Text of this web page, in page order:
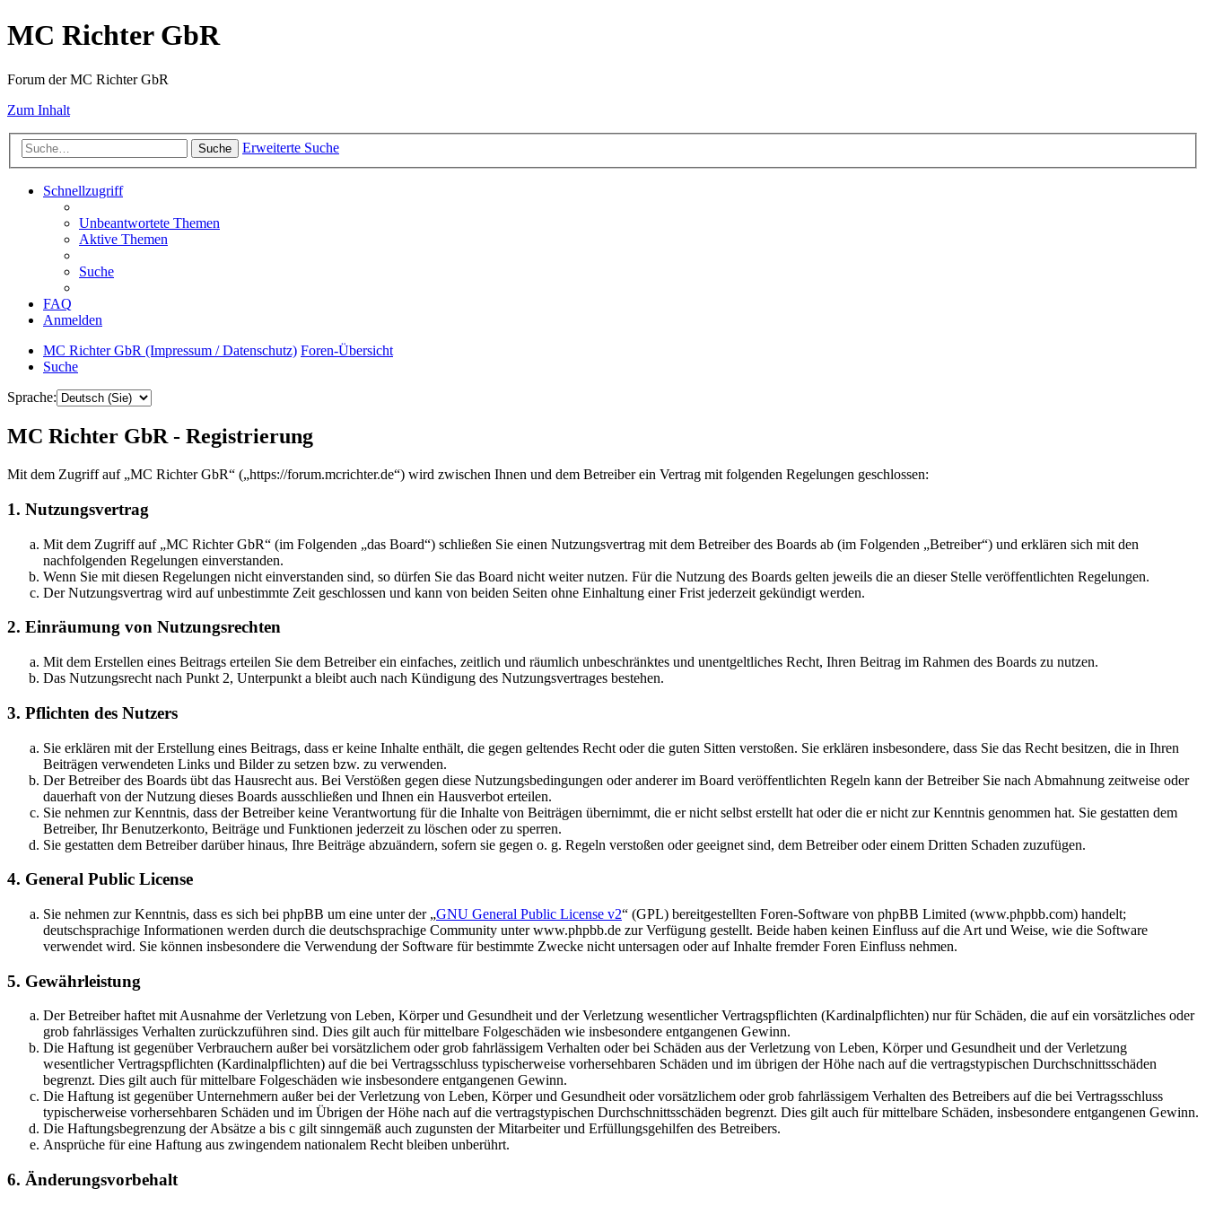
MC Richter GbR
Forum der MC Richter GbR
Zum Inhalt
Suche Erweiterte Suche
Schnellzugriff
Unbeantwortete Themen
Aktive Themen
Suche
FAQ
Anmelden
MC Richter GbR (Impressum / Datenschutz) Foren-Übersicht
Suche
Sprache:
MC Richter GbR - Registrierung
Mit dem Zugriff auf „MC Richter GbR“ („https://forum.mcrichter.de“) wird zwischen Ihnen und dem Betreiber ein Vertrag mit folgenden Regelungen geschlossen:
1. Nutzungsvertrag
Mit dem Zugriff auf „MC Richter GbR“ (im Folgenden „das Board“) schließen Sie einen Nutzungsvertrag mit dem Betreiber des Boards ab (im Folgenden „Betreiber“) und erklären sich mit den
nachfolgenden Regelungen einverstanden.
Wenn Sie mit diesen Regelungen nicht einverstanden sind, so dürfen Sie das Board nicht weiter nutzen. Für die Nutzung des Boards gelten jeweils die an dieser Stelle veröffentlichten Regelungen.
Der Nutzungsvertrag wird auf unbestimmte Zeit geschlossen und kann von beiden Seiten ohne Einhaltung einer Frist jederzeit gekündigt werden.
2. Einräumung von Nutzungsrechten
Mit dem Erstellen eines Beitrags erteilen Sie dem Betreiber ein einfaches, zeitlich und räumlich unbeschränktes und unentgeltliches Recht, Ihren Beitrag im Rahmen des Boards zu nutzen.
Das Nutzungsrecht nach Punkt 2, Unterpunkt a bleibt auch nach Kündigung des Nutzungsvertrages bestehen.
3. Pflichten des Nutzers
Sie erklären mit der Erstellung eines Beitrags, dass er keine Inhalte enthält, die gegen geltendes Recht oder die guten Sitten verstoßen. Sie erklären insbesondere, dass Sie das Recht besitzen, die in Ihren
Beiträgen verwendeten Links und Bilder zu setzen bzw. zu verwenden.
Der Betreiber des Boards übt das Hausrecht aus. Bei Verstößen gegen diese Nutzungsbedingungen oder anderer im Board veröffentlichten Regeln kann der Betreiber Sie nach Abmahnung zeitweise oder
dauerhaft von der Nutzung dieses Boards ausschließen und Ihnen ein Hausverbot erteilen.
Sie nehmen zur Kenntnis, dass der Betreiber keine Verantwortung für die Inhalte von Beiträgen übernimmt, die er nicht selbst erstellt hat oder die er nicht zur Kenntnis genommen hat. Sie gestatten dem
Betreiber, Ihr Benutzerkonto, Beiträge und Funktionen jederzeit zu löschen oder zu sperren.
Sie gestatten dem Betreiber darüber hinaus, Ihre Beiträge abzuändern, sofern sie gegen o. g. Regeln verstoßen oder geeignet sind, dem Betreiber oder einem Dritten Schaden zuzufügen.
4. General Public License
Sie nehmen zur Kenntnis, dass es sich bei phpBB um eine unter der „GNU General Public License v2“ (GPL) bereitgestellten Foren-Software von phpBB Limited (www.phpbb.com) handelt;
deutschsprachige Informationen werden durch die deutschsprachige Community unter www.phpbb.de zur Verfügung gestellt. Beide haben keinen Einfluss auf die Art und Weise, wie die Software
verwendet wird. Sie können insbesondere die Verwendung der Software für bestimmte Zwecke nicht untersagen oder auf Inhalte fremder Foren Einfluss nehmen.
5. Gewährleistung
Der Betreiber haftet mit Ausnahme der Verletzung von Leben, Körper und Gesundheit und der Verletzung wesentlicher Vertragspflichten (Kardinalpflichten) nur für Schäden, die auf ein vorsätzliches oder
grob fahrlässiges Verhalten zurückzuführen sind. Dies gilt auch für mittelbare Folgeschäden wie insbesondere entgangenen Gewinn.
Die Haftung ist gegenüber Verbrauchern außer bei vorsätzlichem oder grob fahrlässigem Verhalten oder bei Schäden aus der Verletzung von Leben, Körper und Gesundheit und der Verletzung
wesentlicher Vertragspflichten (Kardinalpflichten) auf die bei Vertragsschluss typischerweise vorhersehbaren Schäden und im übrigen der Höhe nach auf die vertragstypischen Durchschnittsschäden
begrenzt. Dies gilt auch für mittelbare Folgeschäden wie insbesondere entgangenen Gewinn.
Die Haftung ist gegenüber Unternehmern außer bei der Verletzung von Leben, Körper und Gesundheit oder vorsätzlichem oder grob fahrlässigem Verhalten des Betreibers auf die bei Vertragsschluss
typischerweise vorhersehbaren Schäden und im Übrigen der Höhe nach auf die vertragstypischen Durchschnittsschäden begrenzt. Dies gilt auch für mittelbare Schäden, insbesondere entgangenen Gewinn.
Die Haftungsbegrenzung der Absätze a bis c gilt sinngemäß auch zugunsten der Mitarbeiter und Erfüllungsgehilfen des Betreibers.
Ansprüche für eine Haftung aus zwingendem nationalem Recht bleiben unberührt.
6. Änderungsvorbehalt